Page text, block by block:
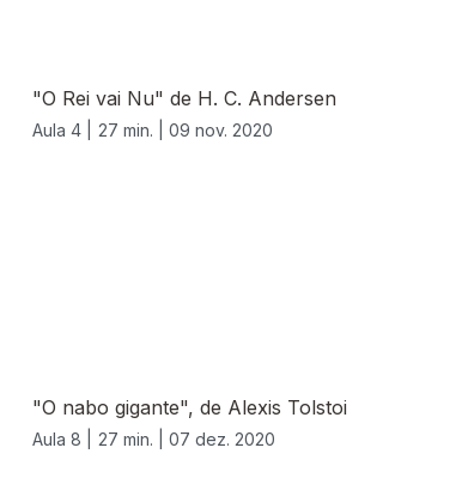
"O Rei vai Nu" de H. C. Andersen
Aula 4 | 27 min. | 09 nov. 2020
"O nabo gigante", de Alexis Tolstoi
Aula 8 | 27 min. | 07 dez. 2020